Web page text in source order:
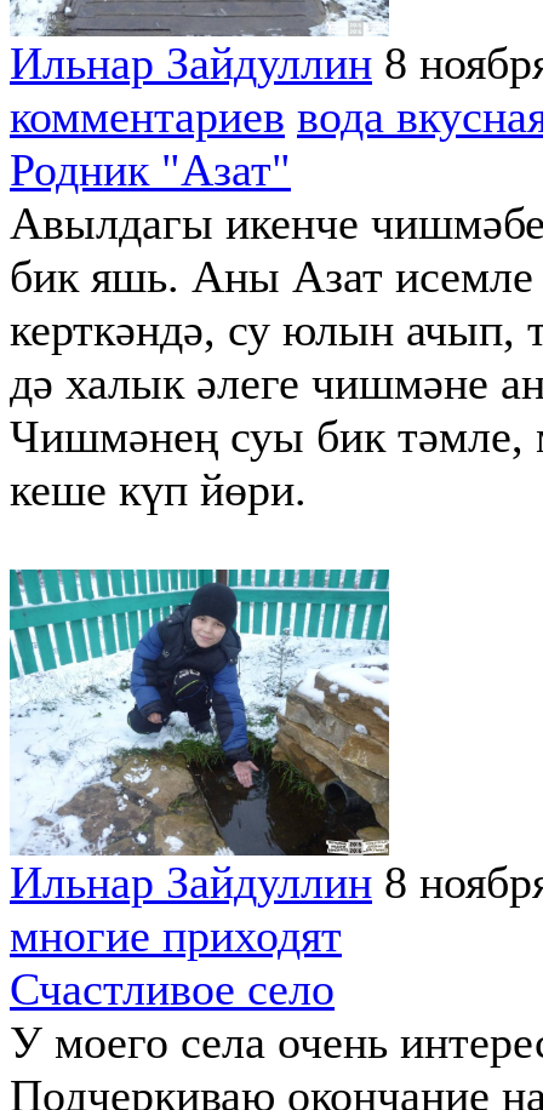
Ильнар Зайдуллин 8
комментариев вода
Родник "Азат"
Авылдагы икенче
бик яшь. Аны Азат
керткәндә, су юлын
дә халык әлеге чишмәне
Чишмәнең суы бик тәмле,
кеше күп йөри.
Ильнар Зайдуллин 8
многие приходят
Счастливое село
У моего села очень
Подчеркиваю окончание